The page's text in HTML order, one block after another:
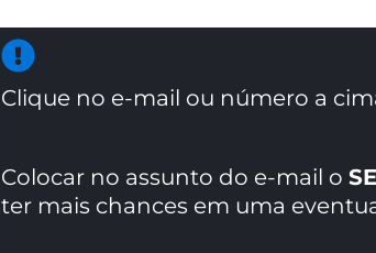
Clique no e-mail ou número a
Colocar no assunto do e-mail o
ter mais chances em uma